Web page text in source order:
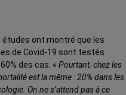
études ont montré que les
de Covid-19 sont testés
des cas. « Pourtant, chez les
est la même : 20% dans les
On ne s’attend pas à ce